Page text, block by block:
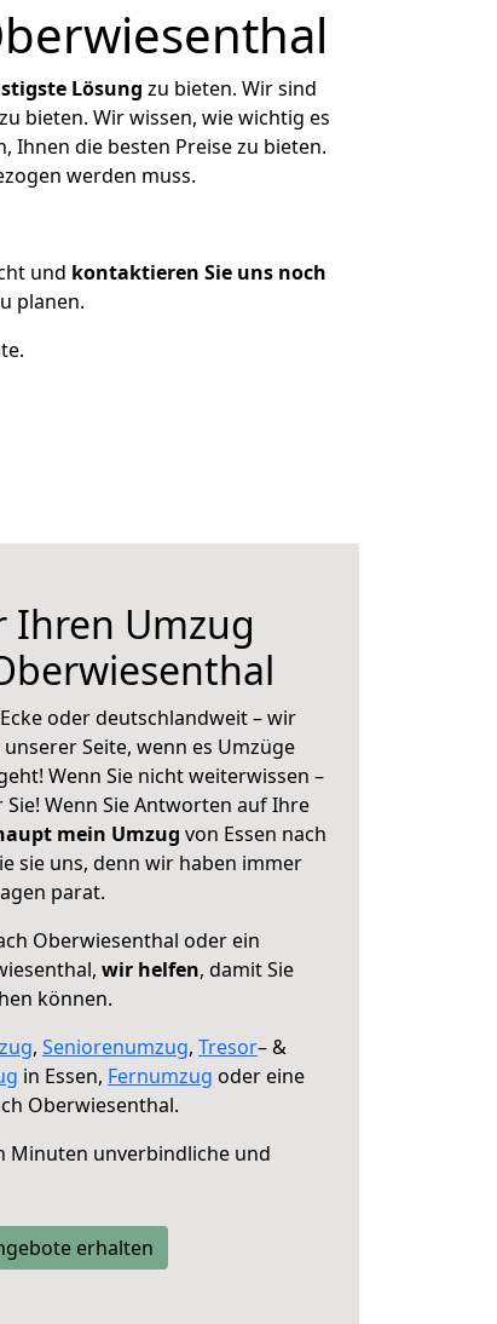
Lösung zu bieten. Wir sind
bieten. Wir wissen, wie wichtig es
Ihnen die besten Preise zu bieten.
werden muss.
und kontaktieren Sie uns noch
planen.
Ihren Umzug
oder deutschlandweit – wir
unserer Seite, wenn es Umzüge
Wenn Sie nicht weiterwissen –
Wenn Sie Antworten auf Ihre
mein Umzug von Essen nach
sie uns, denn wir haben immer
parat.
Oberwiesenthal oder ein
wir helfen, damit Sie
können.
, Seniorenumzug, Tresor– &
in Essen, Fernumzug oder eine
Oberwiesenthal.
Minuten unverbindliche und
erhalten